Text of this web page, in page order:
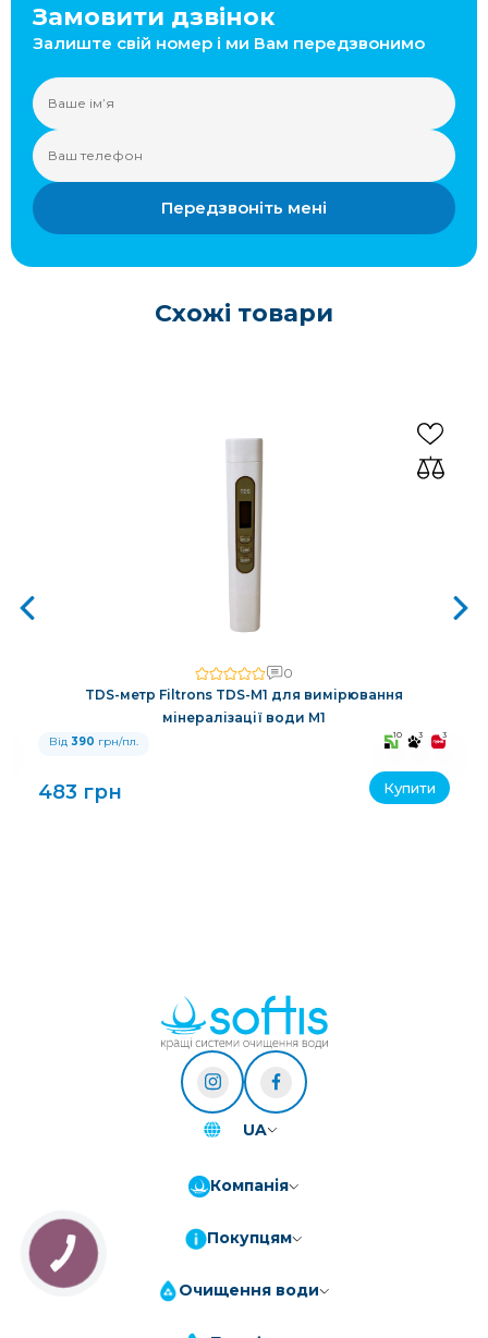
Замовити дзвінок
Залиште свій номер і ми Вам передзвонимо
Передзвоніть мені
Схожі товари
0
TDS-метр Filtrons TDS-M1 для вимірювання
мінералізації води M1
Від 390 грн/пл. 10 3 3
483 грн Купити
UA
Компанія
Покупцям
Очищення води